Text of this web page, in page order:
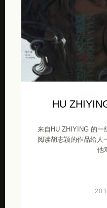
HU
来自HU ZHIYING 的一
阅读胡志颖的作品给人
他